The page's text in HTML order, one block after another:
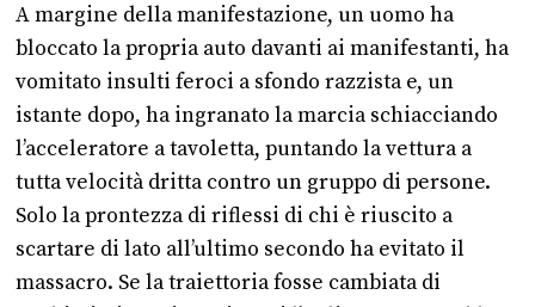
A margine della manifestazione, un uomo ha
bloccato la propria auto davanti ai manifestanti, ha
vomitato insulti feroci a sfondo razzista e, un
istante dopo, ha ingranato la marcia schiacciando
l’acceleratore a tavoletta, puntando la vettura a
tutta velocità dritta contro un gruppo di persone.
Solo la prontezza di riflessi di chi è riuscito a
scartare di lato all’ultimo secondo ha evitato il
massacro. Se la traiettoria fosse cambiata di